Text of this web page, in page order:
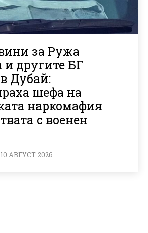
за Ружа
и другите БГ
Дубай:
шефа на
наркомафия
с военен
АВГУСТ 2026